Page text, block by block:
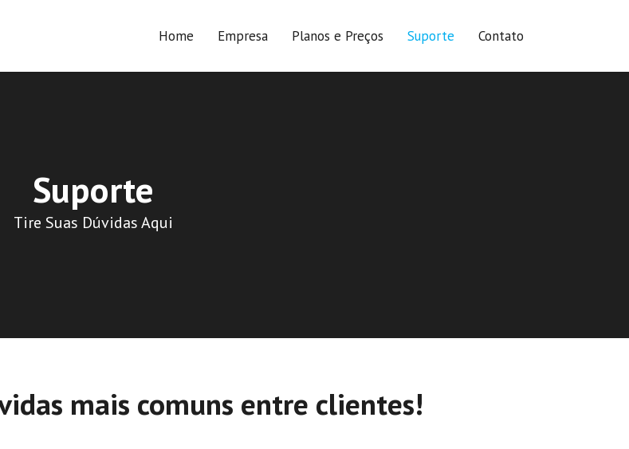
Home Empresa Planos e Preços Suporte Contato
Suporte
Tire Suas Dúvidas Aqui
mais comuns entre clientes!